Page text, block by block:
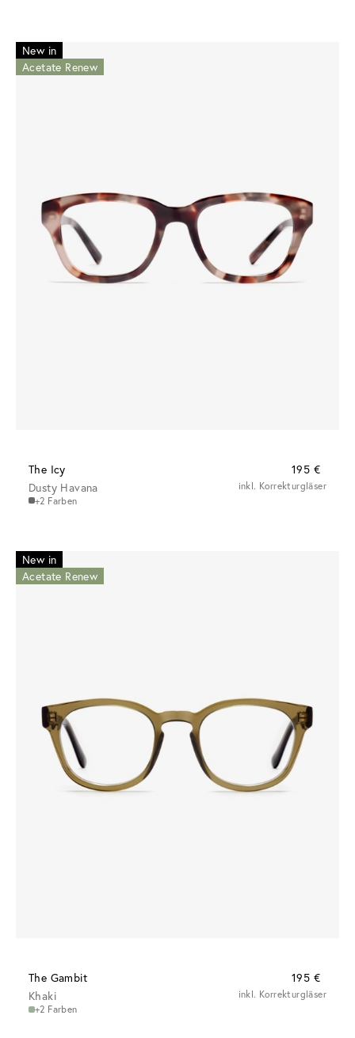
New in
Acetate Renew
The Icy
195 €
Dusty Havana
+2 Farben
inkl. Korrekturgläser
New in
Acetate Renew
The Gambit
195 €
Khaki
+2 Farben
inkl. Korrekturgläser